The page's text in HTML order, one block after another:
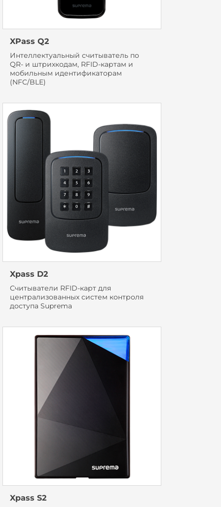
XPass Q2
Интеллектуальный считыватель по
QR- и штрихкодам, RFID-картам и
мобильным идентификаторам
(NFC/BLE)
Xpass D2
Считыватели RFID-карт для
централизованных систем контроля
доступа Suprema
Xpass S2